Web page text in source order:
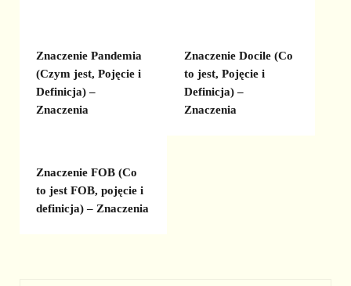
Znaczenie Pandemia
(Czym jest, Pojęcie i
Definicja) –
Znaczenia
Znaczenie Docile (Co
to jest, Pojęcie i
Definicja) –
Znaczenia
Znaczenie FOB (Co
to jest FOB, pojęcie i
definicja) – Znaczenia